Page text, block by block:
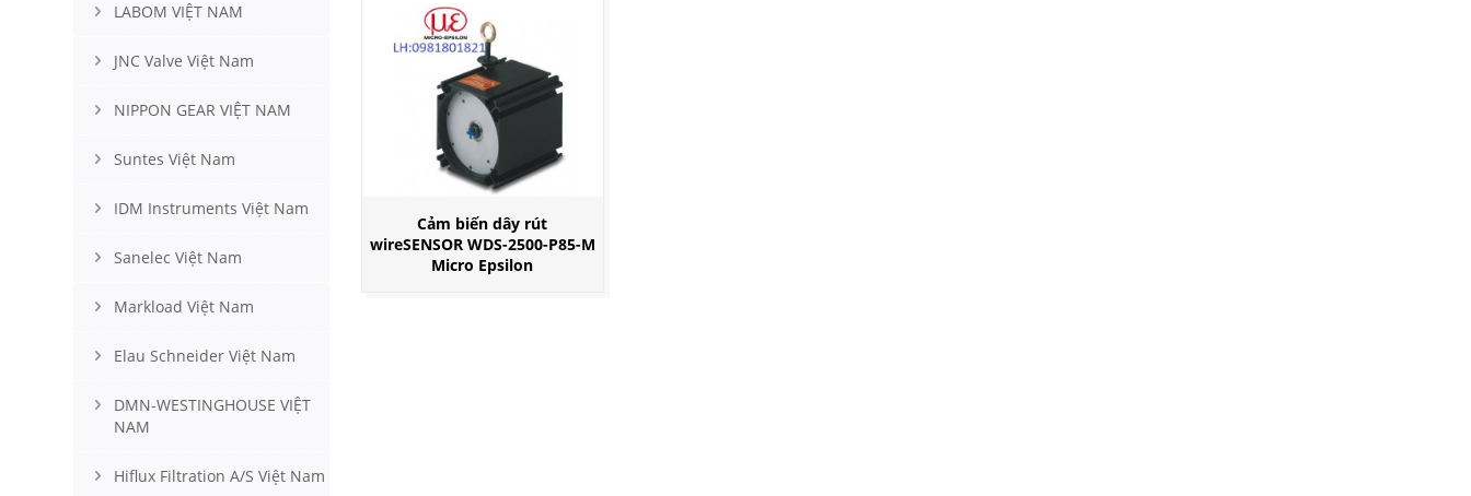
LABOM VIỆT NAM
JNC Valve Việt Nam
NIPPON GEAR VIỆT NAM
Suntes Việt Nam
IDM Instruments Việt Nam
Sanelec Việt Nam
Markload Việt Nam
Elau Schneider Việt Nam
DMN-WESTINGHOUSE VIỆT
NAM
Hiflux Filtration A/S Việt Nam
Cảm biến dây rút
wireSENSOR WDS-2500-P85-M
Micro Epsilon